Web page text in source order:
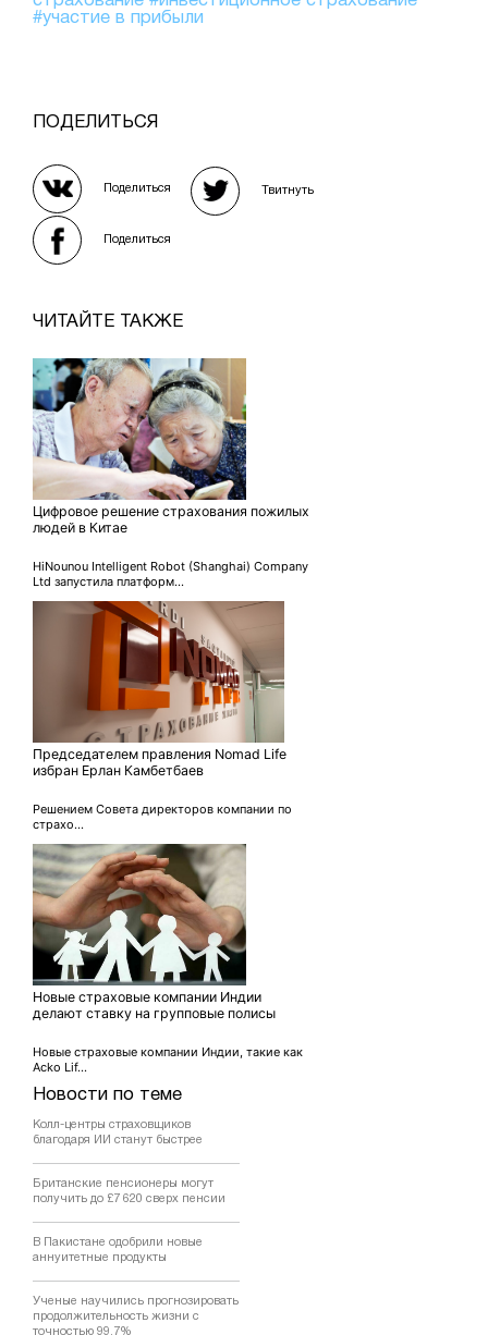
Новости по теме
Колл-центры страховщиков
благодаря ИИ станут быстрее
Британские пенсионеры могут
получить до £7 620 сверх пенсии
В Пакистане одобрили новые
аннуитетные продукты
Ученые научились прогнозировать
продолжительность жизни с
точностью 99,7%
#участие в прибыли
ПОДЕЛИТЬСЯ
Поделиться Твитнуть
Поделиться
ЧИТАЙТЕ ТАКЖЕ
Цифровое решение страхования пожилых
людей в Китае
HiNounou Intelligent Robot (Shanghai) Company
Ltd запустила платформ...
Председателем правления Nomad Life
избран Ерлан Камбетбаев
Решением Совета директоров компании по
страхо...
Новые страховые компании Индии
делают ставку на групповые полисы
Новые страховые компании Индии, такие как
Acko Lif...